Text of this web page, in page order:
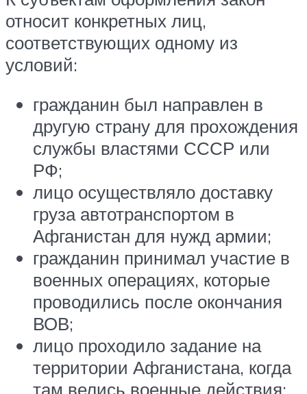
относит конкретных лиц,
соответствующих одному из
условий:
гражданин был направлен в
другую страну для прохождения
службы властями СССР или
РФ;
лицо осуществляло доставку
груза автотранспортом в
Афганистан для нужд армии;
гражданин принимал участие в
военных операциях, которые
проводились после окончания
ВОВ;
лицо проходило задание на
территории Афганистана, когда
там велись военные действия;